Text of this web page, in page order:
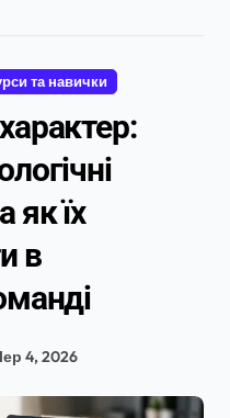
та навички
як їх
в
4, 2026